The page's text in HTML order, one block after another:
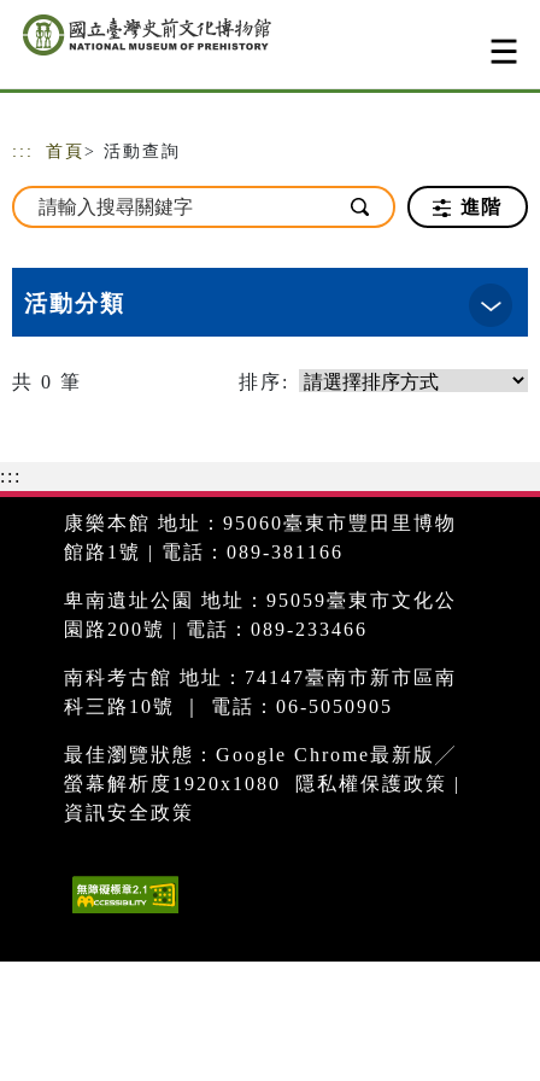
跳到主要內容
網站導覽
::: 首頁 > 活動查詢
進階
活動分類
共 0 筆 排序:
:::
康樂本館 地址：95060臺東市豐田里博物
館路1號 | 電話：089-381166
卑南遺址公園 地址：95059臺東市文化公
園路200號 | 電話：089-233466
南科考古館 地址：74147臺南市新市區南
科三路10號 ｜ 電話：06-5050905
最佳瀏覽狀態：Google Chrome最新版╱
螢幕解析度1920x1080
隱私權保護政策 |
資訊安全政策